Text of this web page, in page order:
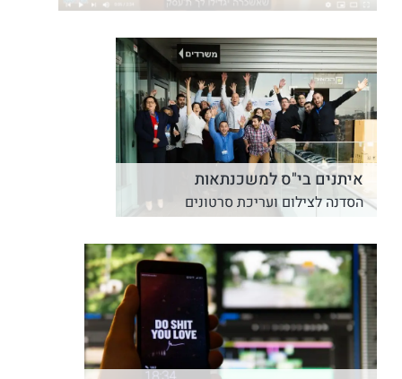
איתנים בי"ס למשכנתאות
הסדנה לצילום ועריכת סרטונים